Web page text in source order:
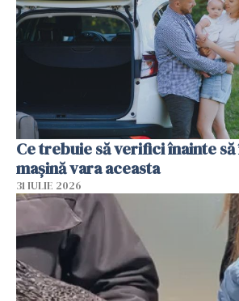
Ce trebuie să verifici înainte
mașină vara aceasta
31 IULIE 2026